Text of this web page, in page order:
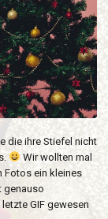
die ihre Stiefel nicht
Wir wollten mal
Fotos ein kleines
genauso
GIF gewesen